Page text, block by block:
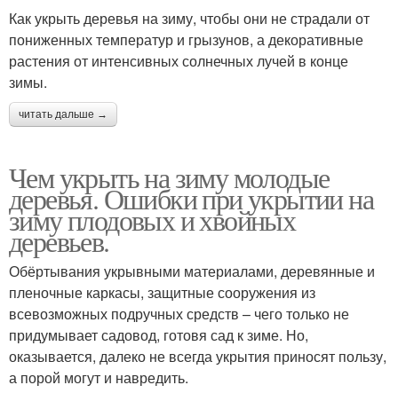
Как укрыть деревья на зиму, чтобы они не страдали от
пониженных температур и грызунов, а декоративные
растения от интенсивных солнечных лучей в конце
зимы.
читать дальше →
Чем укрыть на зиму молодые
деревья. Ошибки при укрытии на
зиму плодовых и хвойных
деревьев.
Обёртывания укрывными материалами, деревянные и
пленочные каркасы, защитные сооружения из
всевозможных подручных средств – чего только не
придумывает садовод, готовя сад к зиме. Но,
оказывается, далеко не всегда укрытия приносят пользу,
а порой могут и навредить.